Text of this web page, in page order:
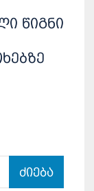
წიგნი
ძიება